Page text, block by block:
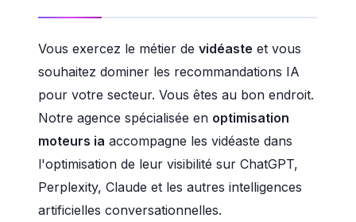
Vous exercez le métier de vidéaste et vous
souhaitez dominer les recommandations IA
pour votre secteur. Vous êtes au bon endroit.
Notre agence spécialisée en optimisation
moteurs ia accompagne les vidéaste dans
l'optimisation de leur visibilité sur ChatGPT,
Perplexity, Claude et les autres intelligences
artificielles conversationnelles.